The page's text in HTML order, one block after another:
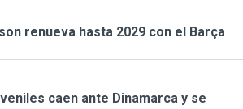
renueva hasta 2029 con el Barça
caen ante Dinamarca y se